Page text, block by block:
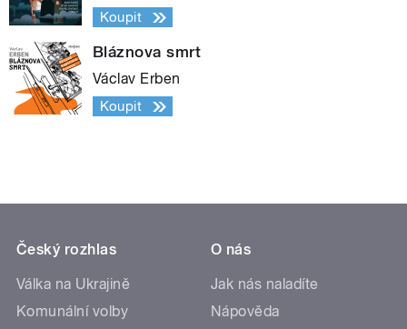
Koupit
Bláznova smrt
Václav Erben
Koupit
Český rozhlas
Válka na Ukrajině
Komunální volby
O nás
Jak nás naladíte
Nápověda